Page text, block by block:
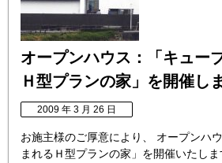
オープンハウス：「キュー
Ｈ型プランの家」を開催し
2009 年 3 月 26 日
お施主様のご厚意により、 オープンハ
まれるＨ型プランの家」を開催いたし